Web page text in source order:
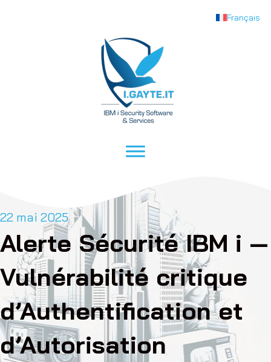
Français
22 mai 2025
Alerte Sécurité IBM i —
Vulnérabilité critique
d’Authentification et
d’Autorisation